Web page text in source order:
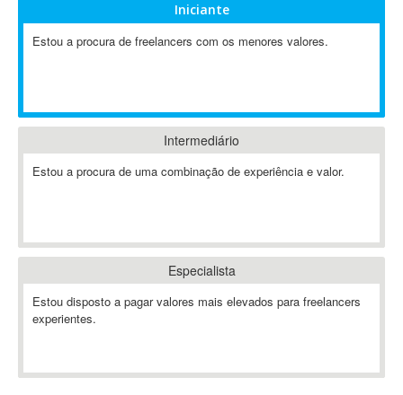
A-GPS
ABAP
Abaqus
ABBYY FineReader
Ableton
Ableton Push
Abstract
Iniciante
Estou a procura de freelancers com os menores valores.
Intermediário
Estou a procura de uma combinação de experiência e valor.
Especialista
Estou disposto a pagar valores mais elevados para freelancers
experientes.